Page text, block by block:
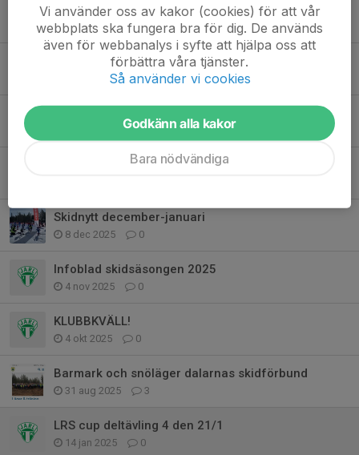
Skidnytt februari - april
8 feb, 21:01 0
Sparbanksskidan - info
22 jan, 21:34 1
18 jan, 19:08 1
LRS-cup 20 jan
Skidnytt december-januari
8 dec 2025 0
Infoblad skidsäsongen 2025
4 nov 2025 0
KLUBBKVÄLL!
4 okt 2025 0
Barmark och snöläger dalarnas skidförbund
31 aug 2025 3
LRS cup deltävling 4 den 21/1
14 jan 2025 0
Vi använder oss av kakor (cookies) för att vår
webbplats ska fungera bra för dig. De används
även för webbanalys i syfte att hjälpa oss att
förbättra våra tjänster.
Så använder vi cookies
Godkänn alla kakor
Bara nödvändiga